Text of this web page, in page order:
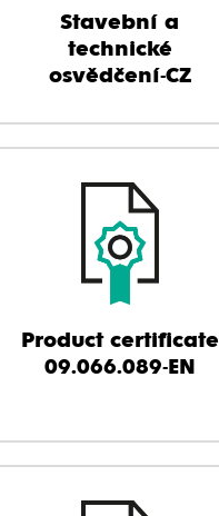
Stavební a
technické
osvědčení-CZ
Product certificate
09.066.089-EN